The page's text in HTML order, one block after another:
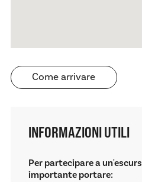
Come arrivare
INFORMAZIONI UTILI
Per partecipare a
importante portare: